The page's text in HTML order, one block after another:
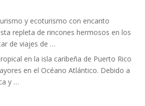
y ecoturismo con encanto
repleta de rincones hermosos en los
de viajes de …
en la isla caribeña de Puerto Rico
en el Océano Atlántico. Debido a
y …